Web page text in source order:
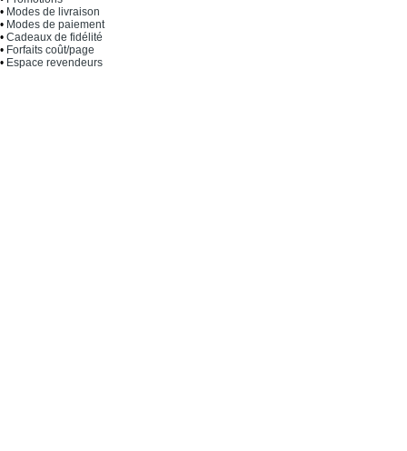
• Modes de livraison
• Modes de paiement
• Cadeaux de fidélité
• Forfaits coût/page
• Espace revendeurs